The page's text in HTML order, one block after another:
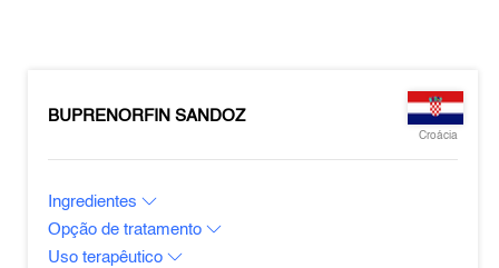
BUPRENORFIN SANDOZ
Croácia
Ingredientes
Opção de tratamento
Uso terapêutico